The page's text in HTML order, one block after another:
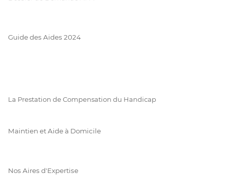
Guide des Aides 2024
La Prestation de Compensation du Handicap
Maintien et Aide à Domicile
Nos Aires d'Expertise